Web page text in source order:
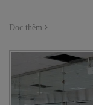
Đọc thêm